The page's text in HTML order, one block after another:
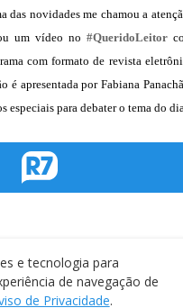
das novidades me chamou a
um vídeo no #QueridoLeitor
com formato de revista
é apresentada por Fabiana
especiais para debater o tema do